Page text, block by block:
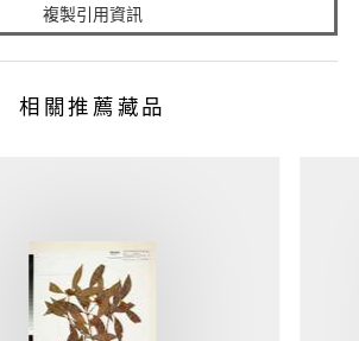
複製引用資訊
相關推薦藏品